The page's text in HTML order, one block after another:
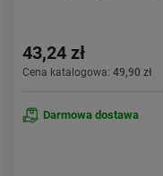
43,24 zł
Cena katalogowa: 49,90 zł
Darmowa dostawa